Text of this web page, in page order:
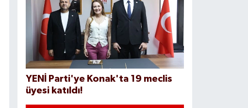
YENİ Parti'ye Konak'ta 19 meclis
üyesi katıldı!